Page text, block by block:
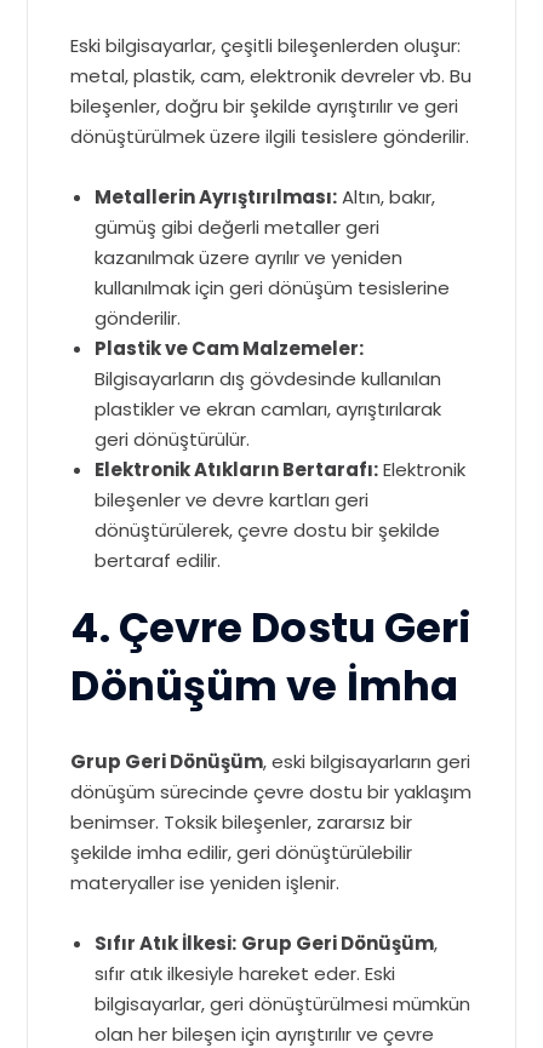
Eski bilgisayarlar, çeşitli bileşenlerden oluşur:
metal, plastik, cam, elektronik devreler vb. Bu
bileşenler, doğru bir şekilde ayrıştırılır ve geri
dönüştürülmek üzere ilgili tesislere gönderilir.
Metallerin Ayrıştırılması:Altın, bakır,
gümüş gibi değerli metaller geri
kazanılmak üzere ayrılır ve yeniden
kullanılmak için geri dönüşüm tesislerine
gönderilir.
Plastik ve Cam Malzemeler:
Bilgisayarların dış gövdesinde kullanılan
plastikler ve ekran camları, ayrıştırılarak
geri dönüştürülür.
Elektronik Atıkların Bertarafı:Elektronik
bileşenler ve devre kartları geri
dönüştürülerek, çevre dostu bir şekilde
bertaraf edilir.
4. Çevre Dostu Geri
Dönüşüm ve İmha
Grup Geri Dönüşüm, eski bilgisayarların geri
dönüşüm sürecinde çevre dostu bir yaklaşım
benimser. Toksik bileşenler, zararsız bir
şekilde imha edilir, geri dönüştürülebilir
materyaller ise yeniden işlenir.
Sıfır Atık İlkesi: Grup Geri Dönüşüm,
sıfır atık ilkesiyle hareket eder. Eski
bilgisayarlar, geri dönüştürülmesi mümkün
olan her bileşen için ayrıştırılır ve çevre